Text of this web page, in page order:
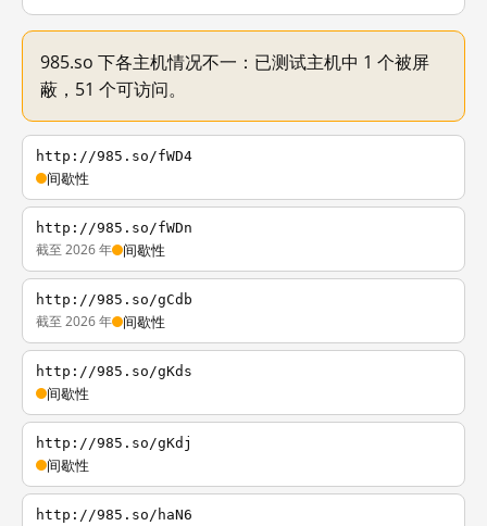
985.so 下各主机情况不一：已测试主机中 1 个被屏
蔽，51 个可访问。
http://985.so/fWD4
间歇性
http://985.so/fWDn
截至 2026 年 间歇性
http://985.so/gCdb
截至 2026 年 间歇性
http://985.so/gKds
间歇性
http://985.so/gKdj
间歇性
http://985.so/haN6